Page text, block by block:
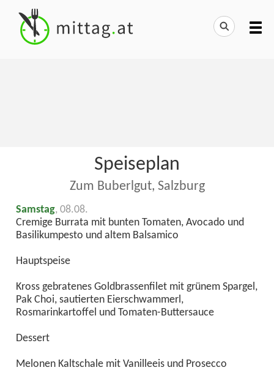
Speiseplan
Zum Buberlgut, Salzburg
Samstag, 08.08.
Cremige Burrata mit bunten Tomaten, Avocado und
Basilikumpesto und altem Balsamico
Hauptspeise
Kross gebratenes Goldbrassenfilet mit grünem Spargel,
Pak Choi, sautierten Eierschwammerl,
Rosmarinkartoffel und Tomaten-Buttersauce
Dessert
Melonen Kaltschale mit Vanilleeis und Prosecco